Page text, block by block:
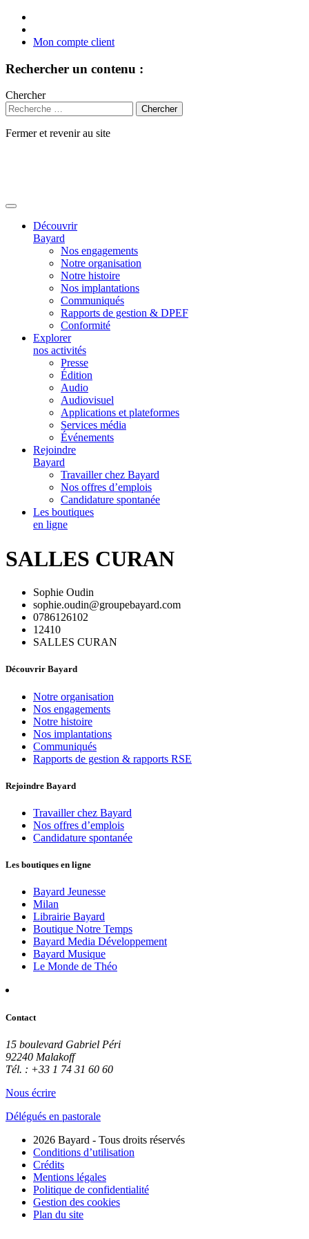
Mon compte client
Rechercher un contenu :
Chercher
Fermer et revenir au site
Découvrir
Bayard
Nos engagements
Notre organisation
Notre histoire
Nos implantations
Communiqués
Rapports de gestion & DPEF
Conformité
Explorer
nos activités
Presse
Édition
Audio
Audiovisuel
Applications et plateformes
Services média
Événements
Rejoindre
Bayard
Travailler chez Bayard
Nos offres d’emplois
Candidature spontanée
Les boutiques
en ligne
SALLES CURAN
Sophie Oudin
sophie.oudin@groupebayard.com
0786126102
12410
SALLES CURAN
Découvrir Bayard
Notre organisation
Nos engagements
Notre histoire
Nos implantations
Communiqués
Rapports de gestion & rapports RSE
Rejoindre Bayard
Travailler chez Bayard
Nos offres d’emplois
Candidature spontanée
Les boutiques en ligne
Bayard Jeunesse
Milan
Librairie Bayard
Boutique Notre Temps
Bayard Media Développement
Bayard Musique
Le Monde de Théo
Contact
15 boulevard Gabriel Péri
92240 Malakoff
Tél. : +33 1 74 31 60 60
Nous écrire
Délégués en pastorale
2026 Bayard - Tous droits réservés
Conditions d’utilisation
Crédits
Mentions légales
Politique de confidentialité
Gestion des cookies
Plan du site